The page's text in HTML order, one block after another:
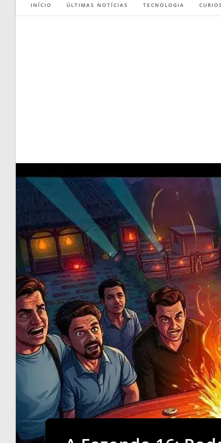
INÍCIO ÚLTIMAS NOTÍCIAS TECNOLOGIA